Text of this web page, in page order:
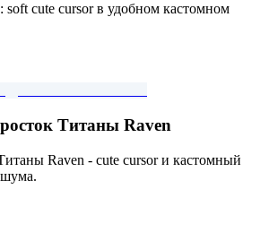
soft cute cursor в удобном кастомном
Титаны Raven
Raven - cute cursor и кастомный